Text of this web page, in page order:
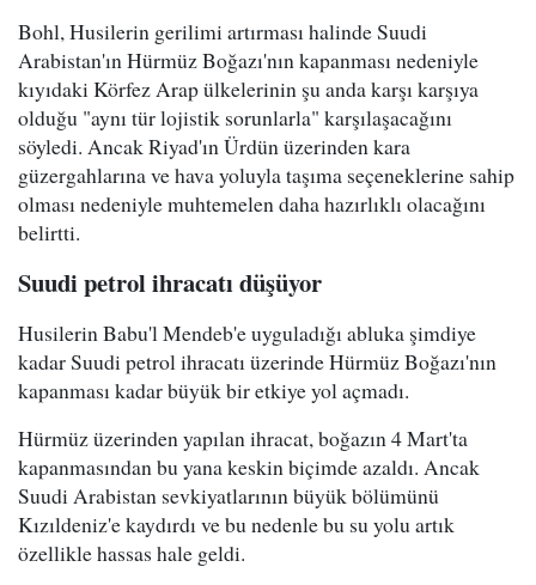
Bohl, Husilerin gerilimi artırması halinde Suudi
Arabistan'ın Hürmüz Boğazı'nın kapanması nedeniyle
kıyıdaki Körfez Arap ülkelerinin şu anda karşı karşıya
olduğu "aynı tür lojistik sorunlarla" karşılaşacağını
söyledi. Ancak Riyad'ın Ürdün üzerinden kara
güzergahlarına ve hava yoluyla taşıma seçeneklerine sahip
olması nedeniyle muhtemelen daha hazırlıklı olacağını
belirtti.
Suudi petrol ihracatı düşüyor
Husilerin Babu'l Mendeb'e uyguladığı abluka şimdiye
kadar Suudi petrol ihracatı üzerinde Hürmüz Boğazı'nın
kapanması kadar büyük bir etkiye yol açmadı.
Hürmüz üzerinden yapılan ihracat, boğazın 4 Mart'ta
kapanmasından bu yana keskin biçimde azaldı. Ancak
Suudi Arabistan sevkiyatlarının büyük bölümünü
Kızıldeniz'e kaydırdı ve bu nedenle bu su yolu artık
özellikle hassas hale geldi.